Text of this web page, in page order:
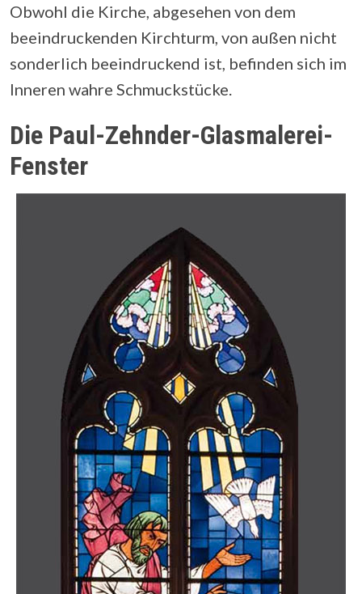
Obwohl die Kirche, abgesehen von dem
beeindruckenden Kirchturm, von außen nicht
sonderlich beeindruckend ist, befinden sich im
Inneren wahre Schmuckstücke.
Die Paul-Zehnder-Glasmalerei-
Fenster